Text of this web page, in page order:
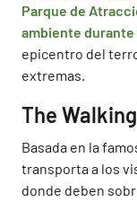
Parque de
ambiente durante
epicentro del
extremas.
The
Basada en la
transporta a los
donde deben